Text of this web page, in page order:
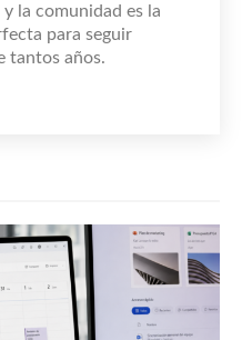
la comunidad es la
para seguir
tantos años.